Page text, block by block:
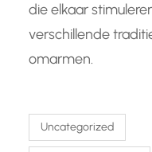
die elkaar
verschillende
omarmen.
Uncategorized